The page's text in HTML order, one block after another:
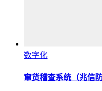
数字化
窜货稽查系统（兆信防